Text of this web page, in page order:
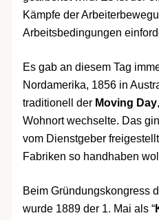
Kämpfe der
Arbeitsbedingungen
Es gab an diesem Tag
Nordamerika, 1856 in
traditionell der Moving Day
Wohnort wechselte. Das
vom Dienstgeber
Fabriken so handhaben
Beim Gründungskongress
wurde 1889 der 1. Mai als “